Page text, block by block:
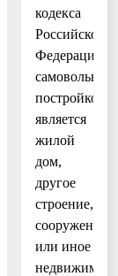
кодекса
Российской
Федерации
самовольной
постройкой
является
жилой
дом,
другое
строение,
сооружение
или иное
недвижимое